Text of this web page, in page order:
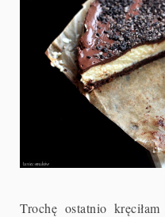
Trochę ostatnio